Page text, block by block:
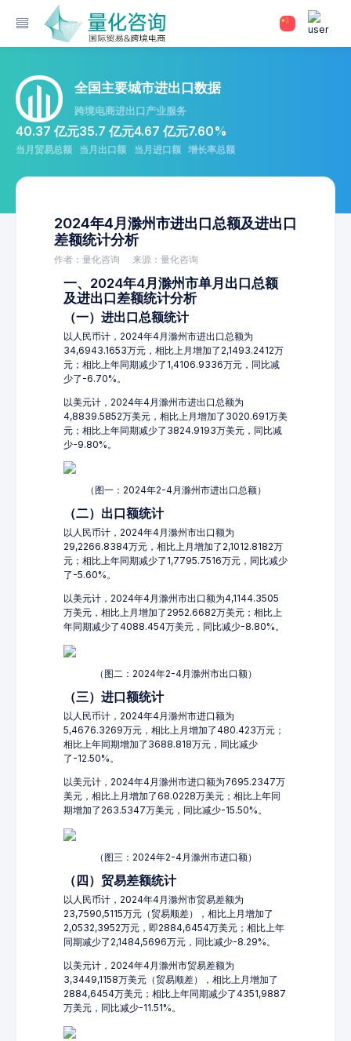
全国主要城市进出口数据
跨境电商进出口产业服务
40.37 亿元
当月贸易总额
35.7 亿元
当月出口额
4.67 亿元
当月进口额
7.60%
增长率总额
2024年4月滁州市进出口总额及进出口
差额统计分析
作者：量化咨询 来源：量化咨询
一、2024年4月滁州市单月出口总额
及进出口差额统计分析
（一）进出口总额统计
以人民币计，2024年4月滁州市进出口总额为
34,6943.1653万元，相比上月增加了2,1493.2412万
元；相比上年同期减少了1,4106.9336万元，同比减
少了-6.70%。
以美元计，2024年4月滁州市进出口总额为
4,8839.5852万美元，相比上月增加了3020.691万美
元；相比上年同期减少了3824.9193万美元，同比减
少-9.80%。
（图一：2024年2-4月滁州市进出口总额）
（二）出口额统计
以人民币计，2024年4月滁州市出口额为
29,2266.8384万元，相比上月增加了2,1012.8182万
元；相比上年同期减少了1,7795.7516万元，同比减少
了-5.60%。
以美元计，2024年4月滁州市出口额为4,1144.3505
万美元，相比上月增加了2952.6682万美元；相比上
年同期减少了4088.454万美元，同比减少-8.80%。
（图二：2024年2-4月滁州市出口额）
（三）进口额统计
以人民币计，2024年4月滁州市进口额为
5,4676.3269万元，相比上月增加了480.423万元；
相比上年同期增加了3688.818万元，同比减少
了-12.50%。
以美元计，2024年4月滁州市进口额为7695.2347万
美元，相比上月增加了68.0228万美元；相比上年同
期增加了263.5347万美元，同比减少-15.50%。
（图三：2024年2-4月滁州市进口额）
（四）贸易差额统计
以人民币计，2024年4月滁州市贸易差额为
23,7590,5115万元（贸易顺差），相比上月增加了
2,0532,3952万元，即2884,6454万美元；相比上年
同期减少了2,1484,5696万元，同比减少-8.29%。
以美元计，2024年4月滁州市贸易差额为
3,3449,1158万美元（贸易顺差），相比上月增加了
2884,6454万美元；相比上年同期减少了4351,9887
万美元，同比减少-11.51%。